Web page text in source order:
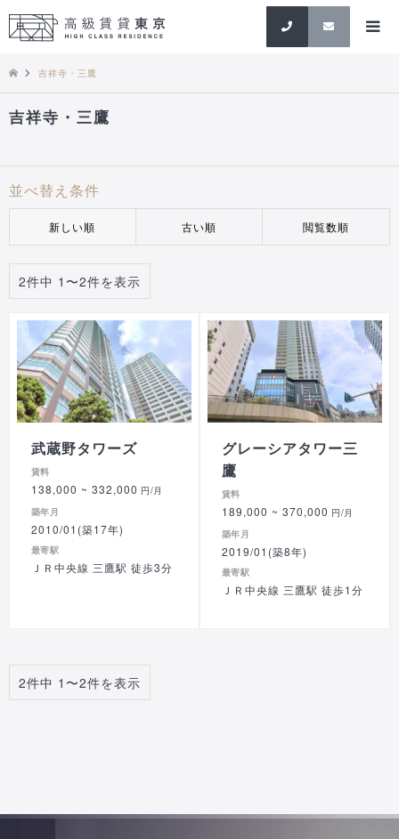
検索
吉祥寺・三鷹
吉祥寺・三鷹
並べ替え条件
新しい順 古い順 閲覧数順
2件中 1〜2件を表示
武蔵野タワーズ
賃料
138,000 ~ 332,000 円/月
築年月
2010/01(築17年)
最寄駅
ＪＲ中央線 三鷹駅 徒歩3分
グレーシアタワー三
鷹
賃料
189,000 ~ 370,000 円/月
築年月
2019/01(築8年)
最寄駅
ＪＲ中央線 三鷹駅 徒歩1分
2件中 1〜2件を表示